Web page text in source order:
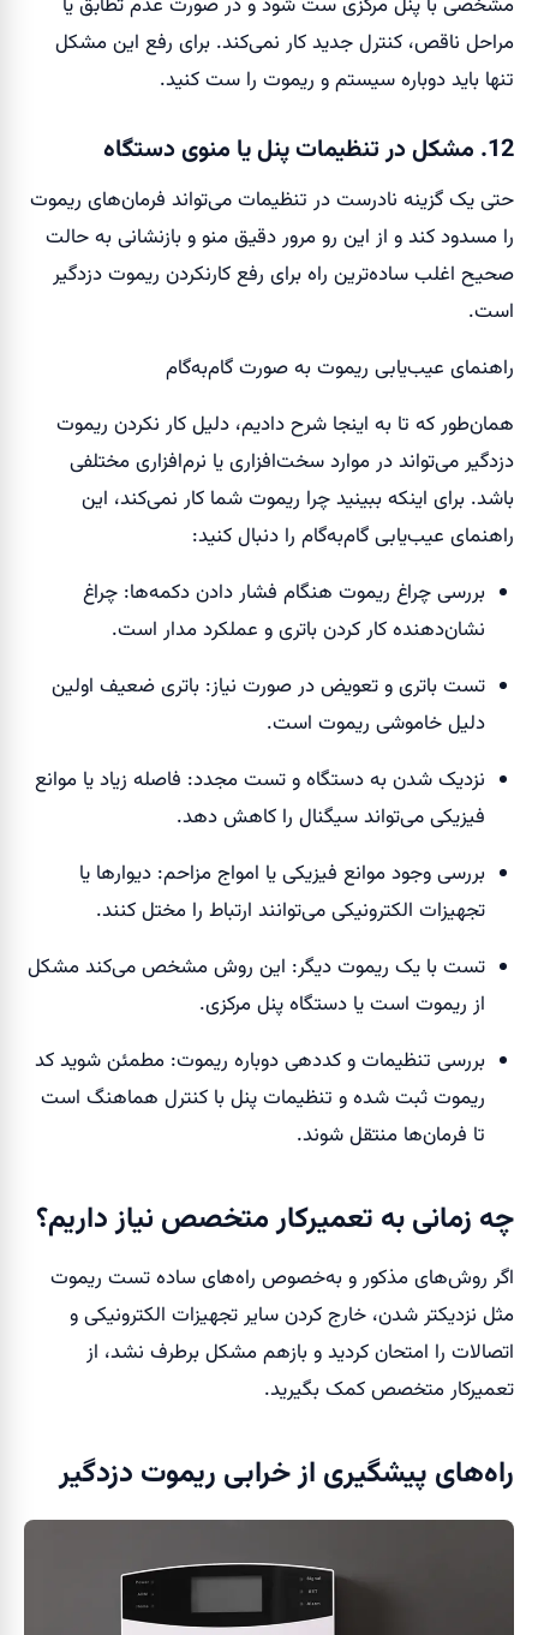
مراحل ناقص، کنترل جدید کار نمی‌کند. برای رفع این مشکل
تنها باید دوباره سیستم و ریموت را ست کنید.
12. مشکل در تنظیمات پنل یا منوی دستگاه
حتی یک گزینه نادرست در تنظیمات می‌تواند فرمان‌های ریموت
را مسدود کند و از این رو مرور دقیق منو و بازنشانی به حالت
صحیح اغلب ساده‌ترین راه برای رفع کارنکردن ریموت دزدگیر
است.
راهنمای عیب‌یابی ریموت به صورت گام‌به‌گام
همان‌طور که تا به اینجا شرح دادیم، دلیل کار نکردن ریموت
دزدگیر می‌تواند در موارد سخت‌افزاری یا نرم‌افزاری مختلفی
باشد. برای اینکه ببینید چرا ریموت شما کار نمی‌کند، این
راهنمای عیب‌یابی گام‌به‌گام را دنبال کنید:
بررسی چراغ ریموت هنگام فشار دادن دکمه‌ها: چراغ
نشان‌دهنده کار کردن باتری و عملکرد مدار است.
تست باتری و تعویض در صورت نیاز: باتری ضعیف اولین
دلیل خاموشی ریموت است.
نزدیک شدن به دستگاه و تست مجدد: فاصله زیاد یا موانع
فیزیکی می‌تواند سیگنال را کاهش دهد.
بررسی وجود موانع فیزیکی یا امواج مزاحم: دیوارها یا
تجهیزات الکترونیکی می‌توانند ارتباط را مختل کنند.
تست با یک ریموت دیگر: این روش مشخص می‌کند مشکل
از ریموت است یا دستگاه پنل مرکزی.
بررسی تنظیمات و کددهی دوباره ریموت: مطمئن شوید کد
ریموت ثبت شده و تنظیمات پنل با کنترل هماهنگ است
تا فرمان‌ها منتقل شوند.
چه زمانی به تعمیرکار متخصص نیاز داریم؟
اگر روش‌های مذکور و به‌خصوص راه‌های ساده تست ریموت
مثل نزدیکتر شدن، خارج کردن سایر تجهیزات الکترونیکی و
اتصالات را امتحان کردید و بازهم مشکل برطرف نشد، از
تعمیرکار متخصص کمک بگیرید.
راه‌های پیشگیری از خرابی ریموت دزدگیر